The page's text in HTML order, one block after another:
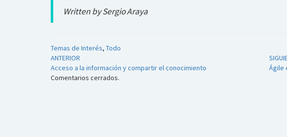
Written by Sergio Araya
Temas de Interés, Todo
Navegador
de
ANTERIOR
Acceso a la información y compartir el conocimiento
Ágile
Comentarios cerrados.